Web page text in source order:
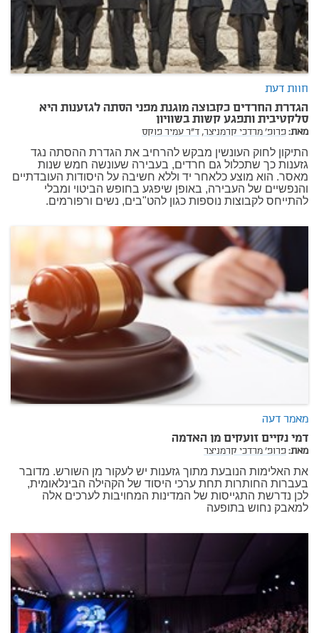
חוות דעת
הגדרת החרדים כקבוצה מוגנת מפני הסתה לגזענות היא
סלקטיבית ותפגע קשות בשוויון
מאת:פרופ' מרדכי קרמניצר, ד"ר עמיר פוקס
התיקון לחוק העונשין מבקש להרחיב את הגדרת ההסתה נגד
גזענות כך שתכלול גם חרדים, בעבירה שעונשה חמש שנות
מאסר. הוא מוצע כלאחר יד וללא חשיבה על היסודות העובדתיים
והנפשיים של העבירה, באופן שיפגע בחופש הביטוי ומבלי
להתייחס לקבוצות נוספות כגון להט"בים, נשים ורפורמים.
מאמר דעה
דמי נקיים זועקים מן האדמה
מאת:פרופ' מרדכי קרמניצר
את האלימות הנובעת מתוך גזענות יש לעקור מן השורש. מדובר
בעברות החותרות תחת ערכי היסוד של הקהילה הבינלאומית,
לכן נדרשת התגייסות של המדינות המחויבות לערכים אלה
למאבק נחוש בתופעה